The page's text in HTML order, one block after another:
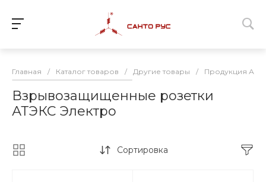
Главная / Каталог товаров / Другие товары / Продукция
Взрывозащищенные розетки
АТЭКС Электро
Сортировка